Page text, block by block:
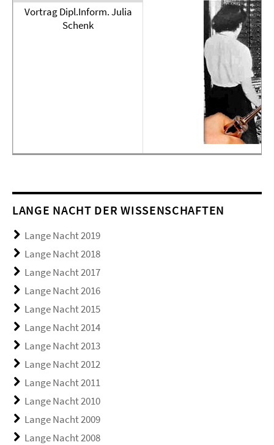
Vortrag Dipl.Inform. Julia
Schenk
LANGE NACHT DER WISSENSCHAFTEN
Lange Nacht 2019
Lange Nacht 2018
Lange Nacht 2017
Lange Nacht 2016
Lange Nacht 2015
Lange Nacht 2014
Lange Nacht 2013
Lange Nacht 2012
Lange Nacht 2011
Lange Nacht 2010
Lange Nacht 2009
Lange Nacht 2008